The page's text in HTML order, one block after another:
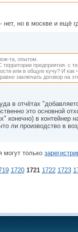
нет, но в москве и ещё
та, опытом.
территории предприятия. с
или в общую кучу? И как
заключать договор на
в отчётах
это основной
конечно) в контейнер
ли производство в
могут только
1720 1721 1722 1723